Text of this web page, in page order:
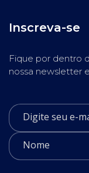
Inscreva-se
Fique por dentro
nossa newsletter